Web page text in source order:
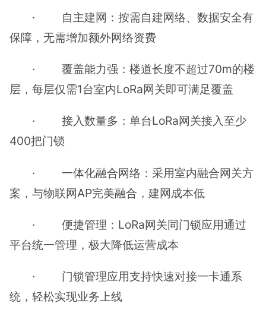
· 自主建网：按需自建网络、数据安全有
保障，无需增加额外网络资费
· 覆盖能力强：楼道长度不超过70m的楼
层，每层仅需1台室内LoRa网关即可满足覆盖
· 接入数量多：单台LoRa网关接入至少
400把门锁
· 一体化融合网络：采用室内融合网关方
案，与物联网AP完美融合，建网成本低
· 便捷管理：LoRa网关同门锁应用通过
平台统一管理，极大降低运营成本
· 门锁管理应用支持快速对接一卡通系
统，轻松实现业务上线